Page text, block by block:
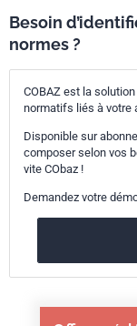
Besoin
normes ?
COBAZ est la
normatifs liés à votre
Disponible sur
composer selon vos
vite CObaz !
Demandez votre